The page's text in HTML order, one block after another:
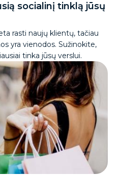
socialinį tinklą jūsų
rasti naujų klientų, tačiau
yra vienodos. Sužinokite,
tinka jūsų verslui.